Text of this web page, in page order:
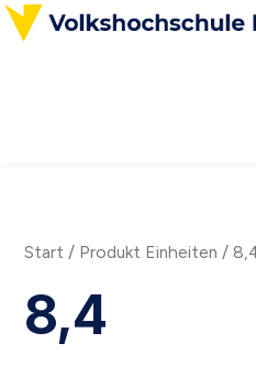
Zum
Inhalt
Start / Produkt Einheiten /
8,4